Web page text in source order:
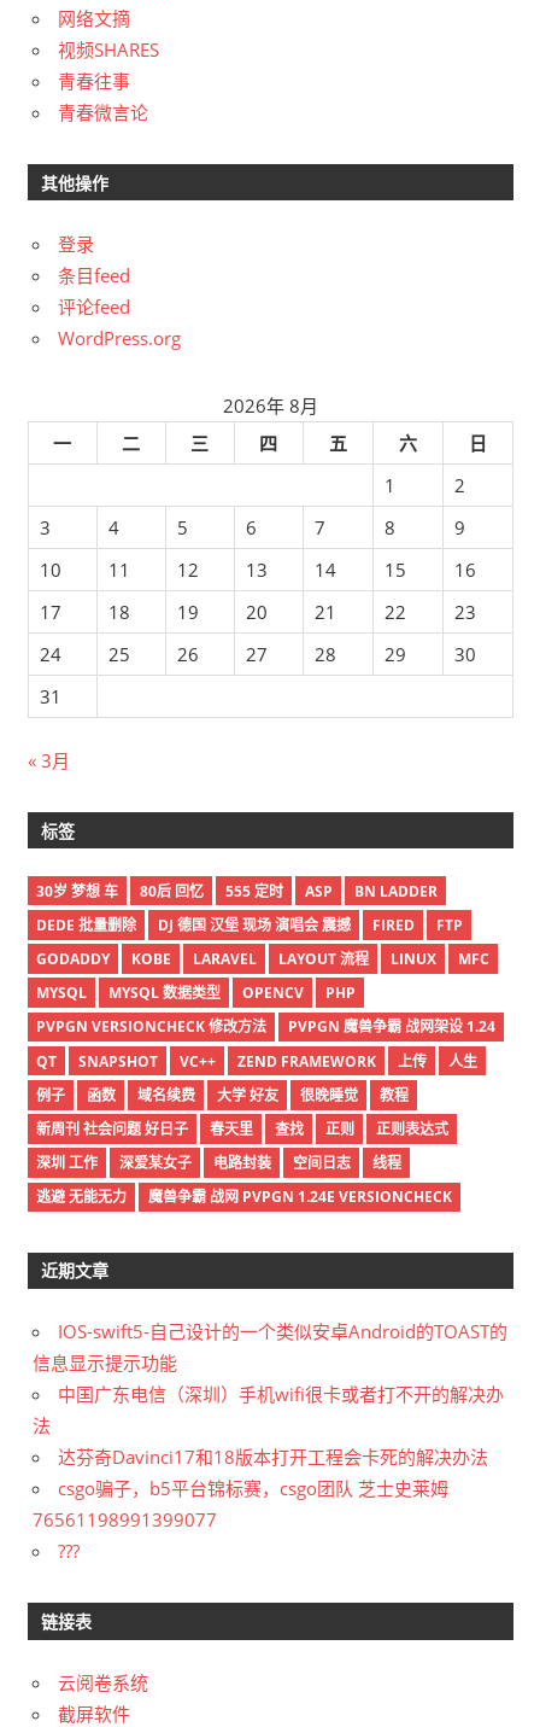
网络文摘
视频SHARES
青春往事
青春微言论
其他操作
登录
条目feed
评论feed
WordPress.org
2026年 8月
一
二 三 四 五 六
日
1
2
3
4 5 6 7 8
9
10
11 12 13 14 15
16
17
18 19 20 21 22
23
24
25 26 27 28 29
30
31
« 3月
标签
30岁 梦想 车 80后 回忆 555 定时 ASP
BN LADDER
DEDE 批量删除
DJ 德国 汉堡 现场 演唱会 震撼 FIRED
FTP
GODADDY
KOBE LARAVEL LAYOUT 流程 LINUX
MFC
MYSQL
MYSQL 数据类型 OPENCV
PHP
PVPGN VERSIONCHECK 修改方法
PVPGN 魔兽争霸 战网架设 1.24
QT
SNAPSHOT VC++ ZEND FRAMEWORK 上传
人生
例子
函数 域名续费 大学 好友 很晚睡觉
教程
新周刊 社会问题 好日子
春天里 查找 正则
正则表达式
深圳 工作
深爱某女子 电路封装 空间日志
线程
逃避 无能无力
魔兽争霸 战网 PVPGN 1.24E VERSIONCHECK
近期文章
IOS-swift5-自己设计的一个类似安卓Android的TOAST的
信息显示提示功能
中国广东电信（深圳）手机wifi很卡或者打不开的解决办
法
达芬奇Davinci17和18版本打开工程会卡死的解决办法
csgo骗子，b5平台锦标赛，csgo团队 芝士史莱姆
76561198991399077
???
链接表
云阅卷系统
截屏软件